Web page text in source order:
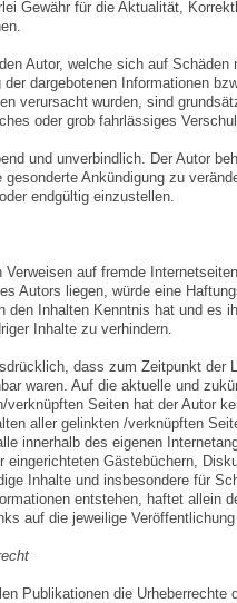
Gewähr für die Aktualität,
Autor, welche sich auf
dargebotenen Informationen
verursacht wurden, sind
oder grob fahrlässiges
und unverbindlich. Der Autor
gesonderte Ankündigung zu
endgültig einzustellen.
Verweisen auf fremde
Autors liegen, würde eine
den Inhalten Kenntnis hat und es
Inhalte zu verhindern.
dass zum Zeitpunkt der
waren. Auf die aktuelle und
verknüpften Seiten hat der Autor
aller gelinkten /verknüpften
innerhalb des eigenen
eingerichteten Gästebüchern,
Inhalte und insbesondere für
entstehen, haftet allein
auf die jeweilige
Publikationen die Urheberrechte